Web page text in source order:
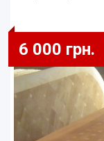
6 000 грн.